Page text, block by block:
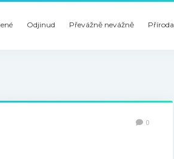
Odjinud Převážně nevážně Příroda
0